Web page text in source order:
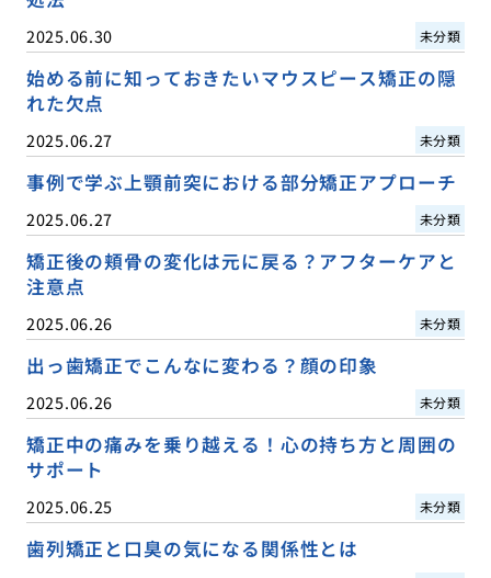
2025.06.30 未分類
始める前に知っておきたいマウスピース矯正の隠
れた欠点
2025.06.27 未分類
事例で学ぶ上顎前突における部分矯正アプローチ
2025.06.27 未分類
矯正後の頬骨の変化は元に戻る？アフターケアと
注意点
2025.06.26 未分類
出っ歯矯正でこんなに変わる？顔の印象
2025.06.26 未分類
矯正中の痛みを乗り越える！心の持ち方と周囲の
サポート
2025.06.25 未分類
歯列矯正と口臭の気になる関係性とは